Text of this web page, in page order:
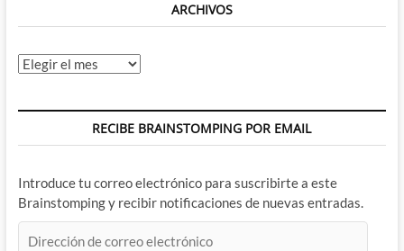
ARCHIVOS
Archivos
RECIBE BRAINSTOMPING POR EMAIL
Introduce tu correo electrónico para suscribirte a este
Brainstomping y recibir notificaciones de nuevas entradas.